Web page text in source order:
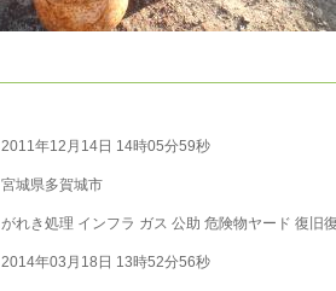
2011年12月14日 14時05分59秒
宮城県多賀城市
がれき処理 インフラ ガス 公助 危険物ヤード 復旧
2014年03月18日 13時52分56秒